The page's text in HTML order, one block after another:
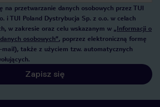
na przetwarzanie danych osobowych przez TUI
i TUI Poland Dystrybucja Sp. z o.o. w celach
w zakresie oraz celu wskazanym w „Informacji o
osobowych”, poprzez elektroniczną formę
także z użyciem tzw. automatycznych
Zapisz się